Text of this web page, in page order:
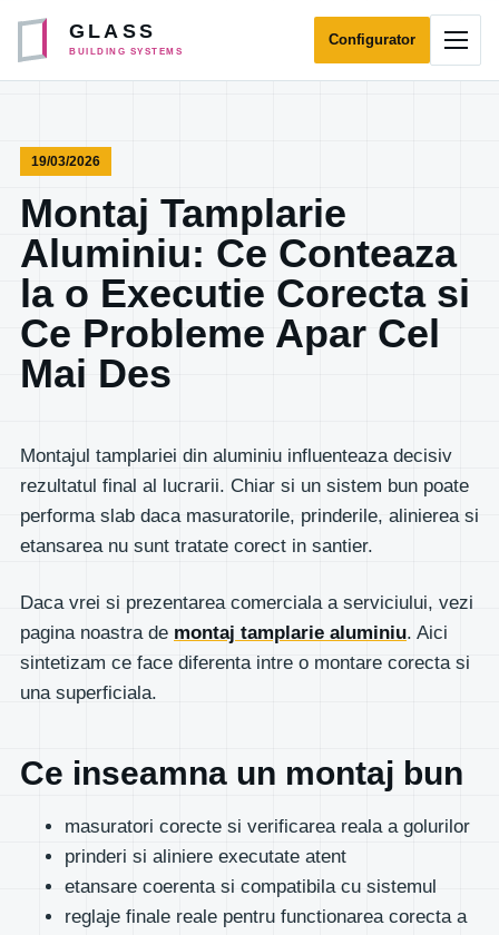
GLASS
BUILDING SYSTEMS
Configurator
19/03/2026
Montaj Tamplarie
Aluminiu: Ce Conteaza
la o Executie Corecta si
Ce Probleme Apar Cel
Mai Des
Montajul tamplariei din aluminiu influenteaza decisiv
rezultatul final al lucrarii. Chiar si un sistem bun poate
performa slab daca masuratorile, prinderile, alinierea si
etansarea nu sunt tratate corect in santier.
Daca vrei si prezentarea comerciala a serviciului, vezi
pagina noastra de montaj tamplarie aluminiu. Aici
sintetizam ce face diferenta intre o montare corecta si
una superficiala.
Ce inseamna un montaj bun
masuratori corecte si verificarea reala a golurilor
prinderi si aliniere executate atent
etansare coerenta si compatibila cu sistemul
reglaje finale reale pentru functionarea corecta a